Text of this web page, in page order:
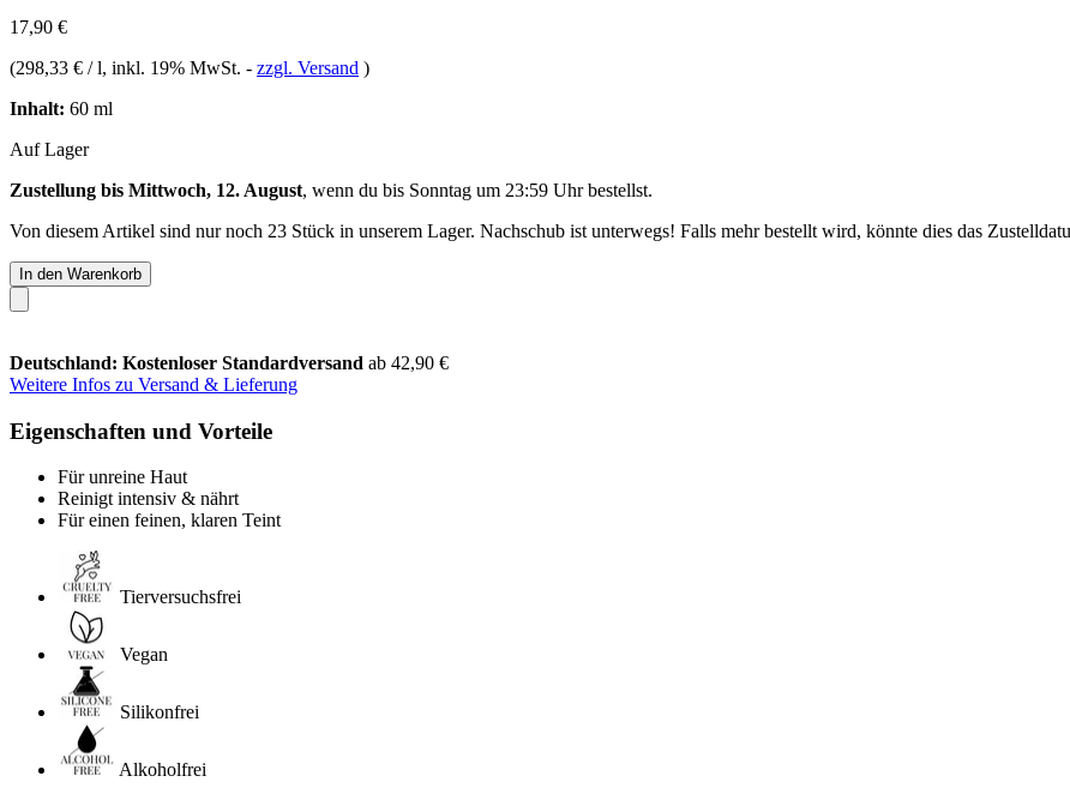
17,90 €
(298,33 € / l, inkl. 19% MwSt. - zzgl. Versand )
Inhalt: 60 ml
Auf Lager
Zustellung bis Mittwoch, 12. August, wenn du bis Sonntag um 23:59 Uhrbestellst.
Von diesem Artikel sind nur noch 23 Stück in unserem Lager. Nachschub ist unterwegs! Falls mehr bestellt wird, könnte dies das
In den Warenkorb
Deutschland: Kostenloser Standardversand ab 42,90 €
Weitere Infos zu Versand & Lieferung
Eigenschaften und Vorteile
Für unreine Haut
Reinigt intensiv & nährt
Für einen feinen, klaren Teint
Tierversuchsfrei
Vegan
Silikonfrei
Alkoholfrei